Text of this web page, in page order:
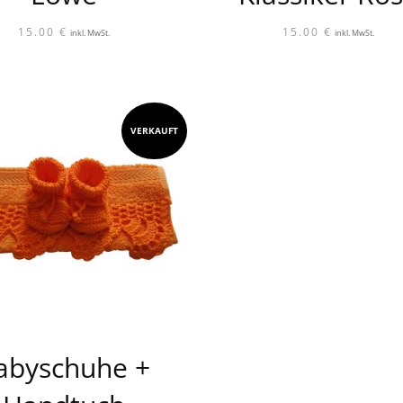
15.00 € inkl. MwSt. 15.00 € inkl. MwSt.
VERKAUFT
+